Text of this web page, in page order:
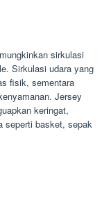
sirkulasi
Sirkulasi udara yang
fisik, sementara
Jersey
keringat,
seperti basket, sepak